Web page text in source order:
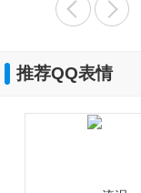
推荐QQ表情